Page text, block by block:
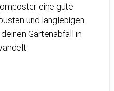
eine gute
und langlebigen
Gartenabfall in